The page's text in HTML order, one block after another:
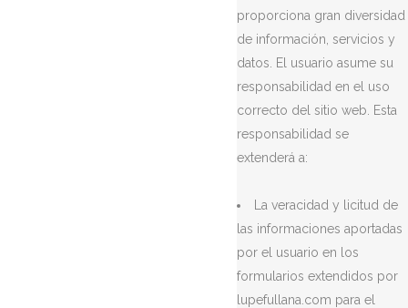
proporciona gran diversidad
de información, servicios y
datos. El usuario asume su
responsabilidad en el uso
correcto del sitio web. Esta
responsabilidad se
extenderá a:
La veracidad y licitud de
las informaciones aportadas
por el usuario en los
formularios extendidos por
lupefullana.com para el